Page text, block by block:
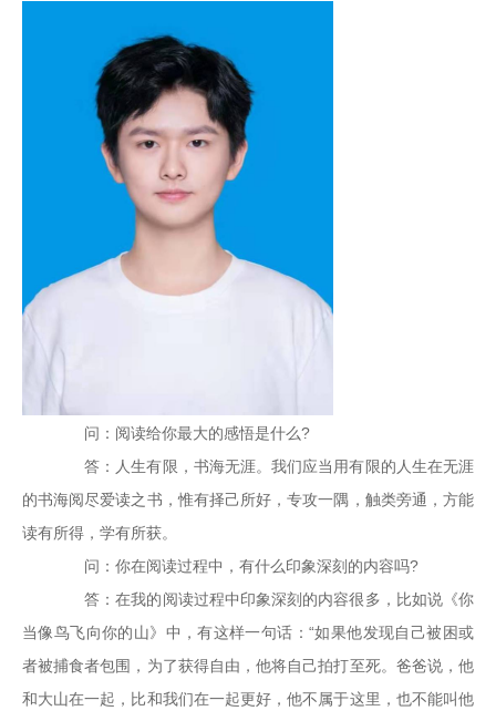
问：阅读给你最大的感悟是什么?
答：人生有限，书海无涯。我们应当用有限的人生在无涯
的书海阅尽爱读之书，惟有择己所好，专攻一隅，触类旁通，方能
读有所得，学有所获。
问：你在阅读过程中，有什么印象深刻的内容吗?
答：在我的阅读过程中印象深刻的内容很多，比如说《你
当像鸟飞向你的山》中，有这样一句话：“如果他发现自己被困或
者被捕食者包围，为了获得自由，他将自己拍打至死。爸爸说，他
和大山在一起，比和我们在一起更好，他不属于这里，也不能叫他